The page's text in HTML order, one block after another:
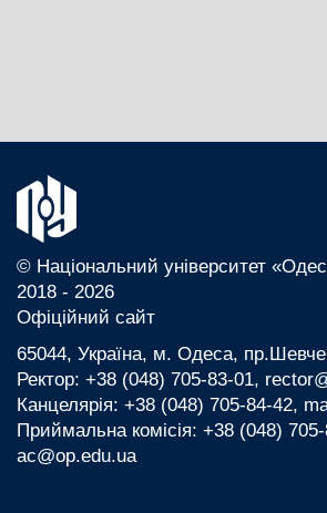
© Національний університет
2018 - 2026
Офіційний сайт
65044, Україна, м. Одеса,
Ректор: +38 (048) 705-83-01,
Канцелярія: +38 (048) 705-84-42,
Приймальна комісія: +38 (048)
ac@op.edu.ua